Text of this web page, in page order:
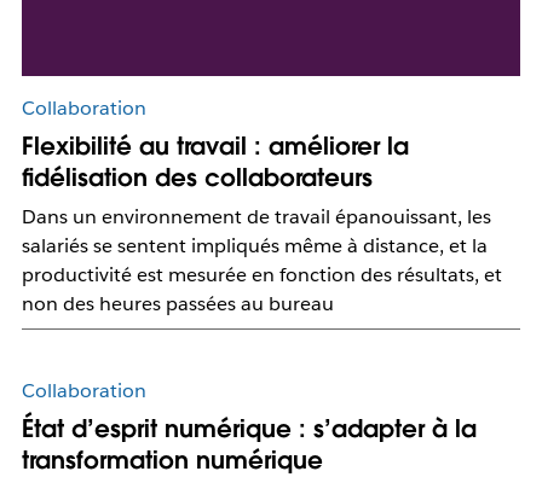
Collaboration
Flexibilité au travail : améliorer la
fidélisation des collaborateurs
Dans un environnement de travail épanouissant, les
salariés se sentent impliqués même à distance, et la
productivité est mesurée en fonction des résultats, et
non des heures passées au bureau
Collaboration
État d’esprit numérique : s’adapter à la
transformation numérique